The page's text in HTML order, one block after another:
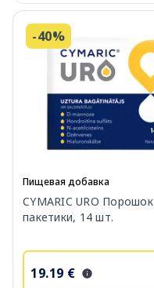
-40%
Пищевая добавка
CYMARIC URO Порошок
пакетики, 14 шт.
19.19 €